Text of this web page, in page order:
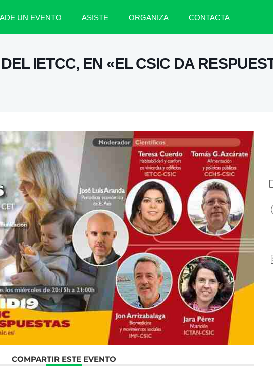
UN EVENTO ASISTE ORGANIZA CONTACTA
IETCC, EN «EL CSIC DA
COMPARTIR ESTE EVENTO